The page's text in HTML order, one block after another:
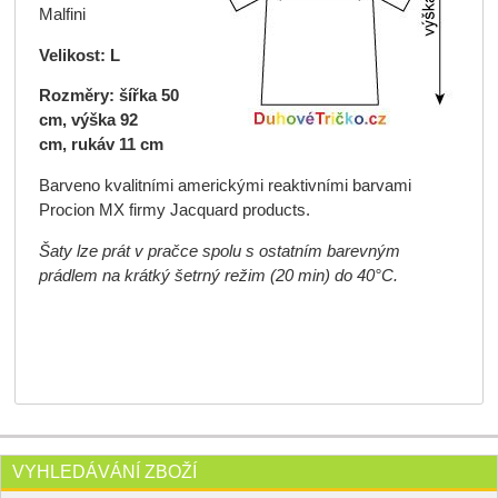
Malfini
Velikost: L
Rozměry: šířka 50
cm, výška 92
cm, rukáv 11 cm
Barveno kvalitními americkými reaktivními barvami
Procion MX firmy Jacquard products.
Šaty lze prát v pračce spolu s ostatním barevným
prádlem na krátký šetrný režim (20 min) do 40°C.
VYHLEDÁVÁNÍ ZBOŽÍ